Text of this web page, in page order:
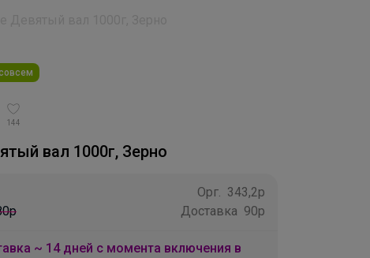
144
вал 1000г, Зерно
Орг. 343,2р
Доставка 90р
~ 14 дней с момента включения в